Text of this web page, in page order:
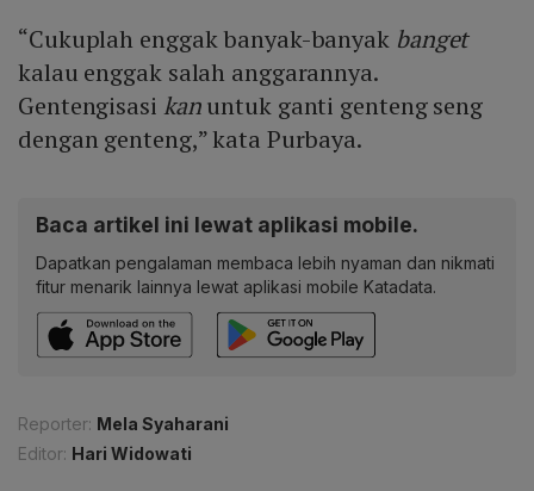
“Cukuplah enggak banyak-banyak banget
kalau enggak salah anggarannya.
Gentengisasi kanuntuk ganti genteng seng
dengan genteng,” kata Purbaya.
Baca artikel ini lewat aplikasi mobile.
Dapatkan pengalaman membaca lebih nyaman dan nikmati
fitur menarik lainnya lewat aplikasi mobile Katadata.
Reporter: Mela Syaharani
Editor: Hari Widowati